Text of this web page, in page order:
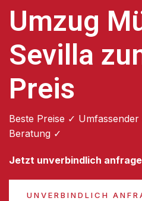
Umzug
Sevilla
Preis
Beste Preise ✓
Beratung ✓
Jetzt unverbindlich
UNVERBINDLICH